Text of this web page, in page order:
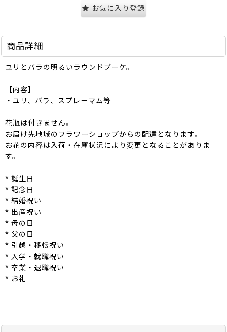
お気に入り登録
商品詳細
ユリとバラの明るいラウンドブーケ。
【内容】
・ユリ、バラ、スプレーマム等
花瓶は付きません。
お届け先地域のフラワーショップからの配達となります。
お花の内容は入荷・在庫状況により変更となることがありま
す。
* 誕生日
* 記念日
* 結婚祝い
* 出産祝い
* 母の日
* 父の日
* 引越・移転祝い
* 入学・就職祝い
* 卒業・退職祝い
* お礼